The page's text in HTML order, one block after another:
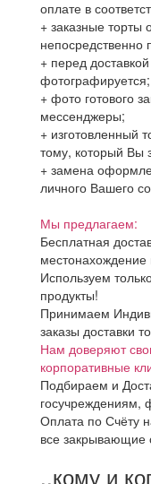
оплате в
+ заказные
+ перед
фотографируется;
+ фото готового
мессенджеры;
+ изготовленный
тому, который Вы
+ замена
личного Вашего
Мы предлагаем:
Бесплатная
местонахождение
Используем
продукты!
Принимаем
заказы доставки
Нам доверяют
корпоративные
Подбираем и
госучреждениям,
Оплата по Счёту
все закрывающие
..кому и